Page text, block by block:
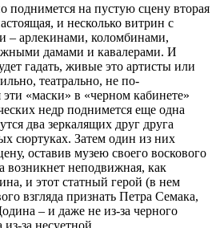
поднимется на пустую сцену вторая
и несколько витрин с
– арлекинами, коломбинами,
дамами и кавалерами. И
гадать, живые это артисты или
театрально, не по-
«маски» в «черном кабинете»
недр поднимется еще одна
два зеркалящих друг друга
сюртуках. Затем один из них
оставив музею своего воскового
возникнет неподвижная, как
и этот статный герой (в нем
взгляда признать Петра Семака,
– и даже не из-за черного
из-за несуетной